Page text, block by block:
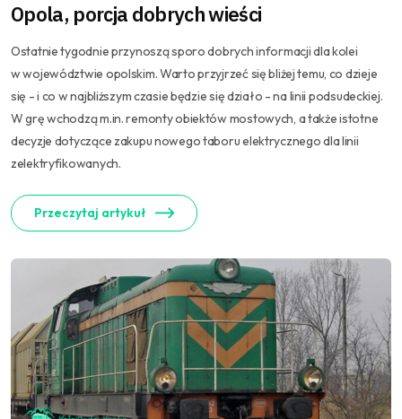
Opola, porcja dobrych wieści
Ostatnie tygodnie przynoszą sporo dobrych informacji dla kolei
w województwie opolskim. Warto przyjrzeć się bliżej temu, co dzieje
się - i co w najbliższym czasie będzie się działo - na linii podsudeckiej.
W grę wchodzą m.in. remonty obiektów mostowych, a także istotne
decyzje dotyczące zakupu nowego taboru elektrycznego dla linii
zelektryfikowanych.
Przeczytaj artykuł